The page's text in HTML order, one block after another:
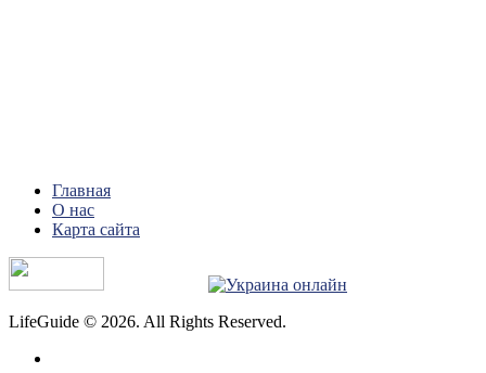
Главная
О нас
Карта сайта
LifeGuide © 2026. All Rights Reserved.